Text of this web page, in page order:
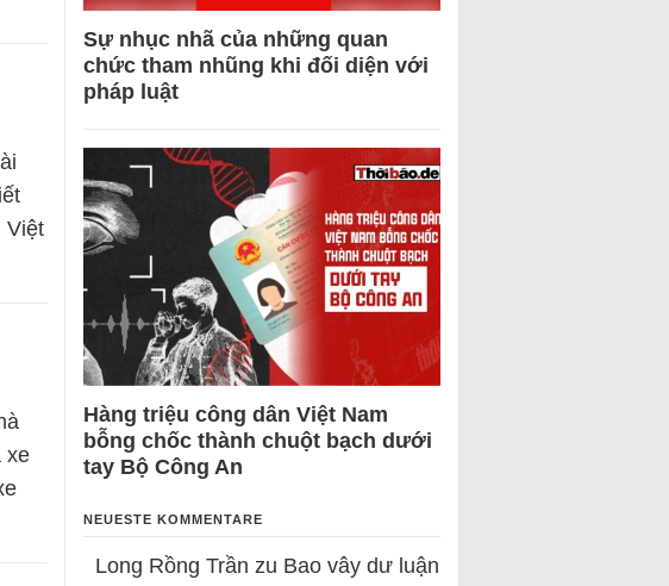
Việt
xe
Sự nhục nhã của những quan
chức tham nhũng khi đối diện với
pháp luật
Hàng triệu công dân Việt Nam
bỗng chốc thành chuột bạch dưới
tay Bộ Công An
NEUESTE KOMMENTARE
Long Rồng Trần zu Bao vây dư luận